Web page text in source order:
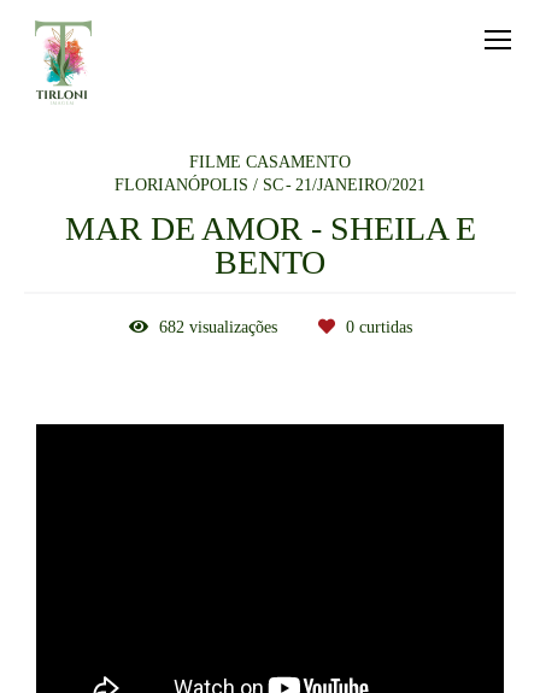
FILME CASAMENTO
FLORIANÓPOLIS / SC
21/JANEIRO/2021
MAR DE AMOR - SHEILA E
BENTO
682visualizações 0curtidas